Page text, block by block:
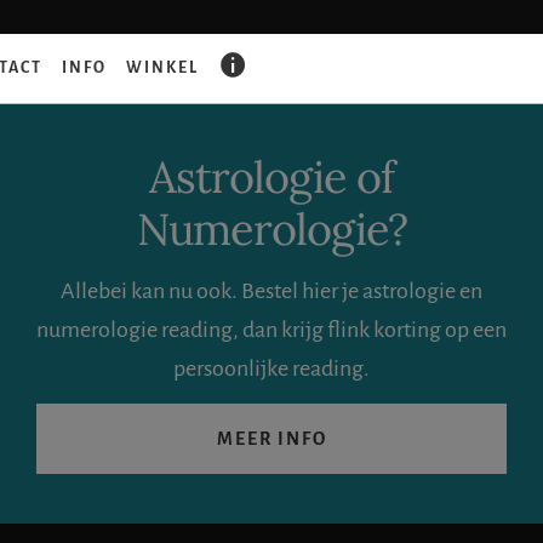
Astrologie of
Numerologie?
Allebei kan nu ook. Bestel hier je astrologie en
numerologie reading, dan krijg flink korting op een
persoonlijke reading.
MEER INFO
INFO WINKEL
IETS